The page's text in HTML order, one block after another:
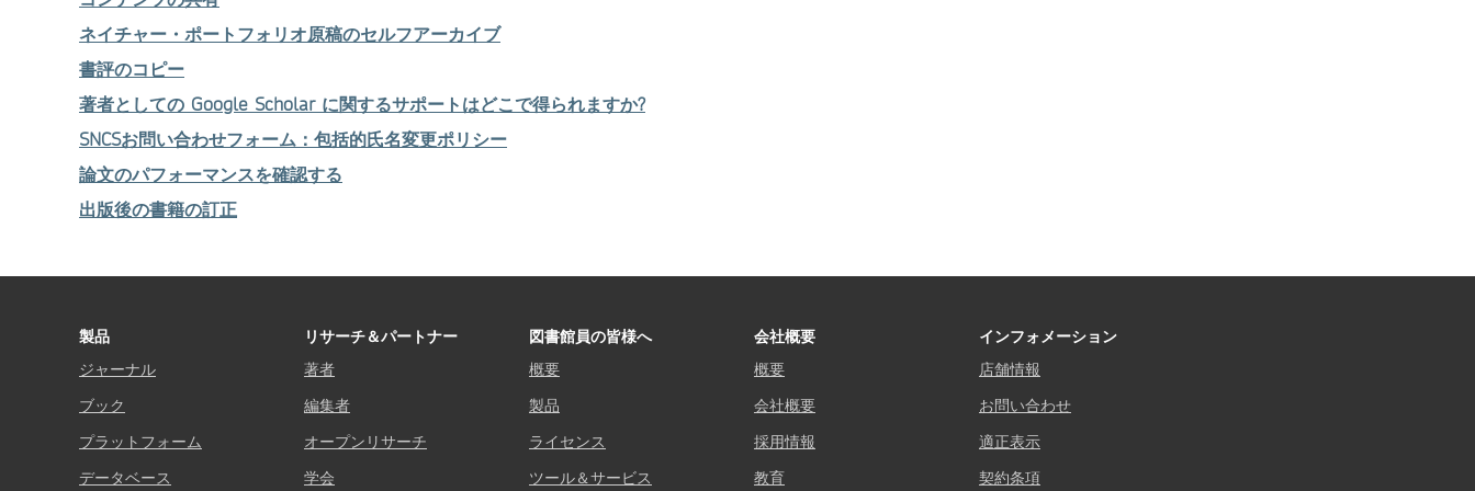
ネイチャー・ポートフォリオ原稿のセルフアーカイブ
書評のコピー
著者としての Google Scholar に関するサポートはどこで得られますか?
SNCSお問い合わせフォーム：包括的氏名変更ポリシー
論文のパフォーマンスを確認する
出版後の書籍の訂正
製品
ジャーナル
ブック
プラットフォーム
データベース
リサーチ＆パートナー
著者
編集者
オープンリサーチ
学会
図書館員の皆様へ
概要
製品
ライセンス
ツール＆サービス
会社概要
概要
会社概要
採用情報
教育
インフォメーション
店舗情報
お問い合わせ
適正表示
契約条項